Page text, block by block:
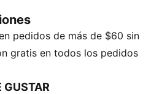
nuestro característico
al menos un 50% de
pedidos de más de $60 sin
gratis en todos los pedidos
GUSTAR